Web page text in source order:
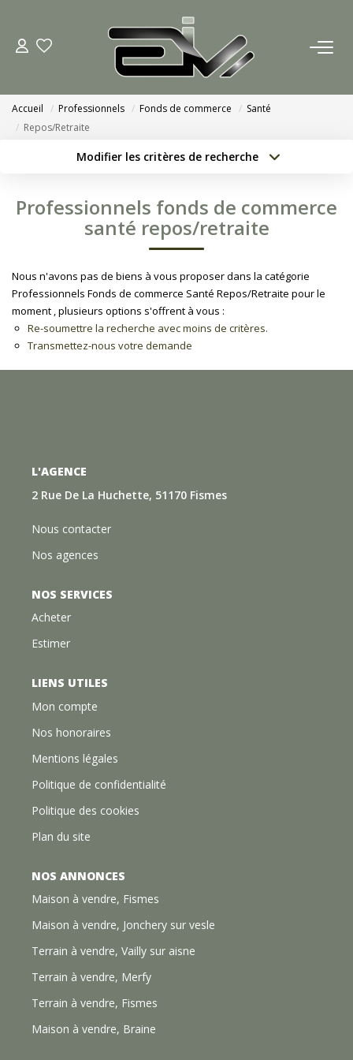
ACCUEIL
Nous Rejoindre
ACHETER
ESTIMATION
CONTACT
Accueil Professionnels Fonds de commerce
Santé
Repos/Retraite
Modifier les critères de recherche
Localisation Type de bien
Budget max
Professionnels fonds de commerce
santé repos/retraite
Nous n'avons pas de biens à vous proposer dans la catégorie
Professionnels Fonds de commerce Santé Repos/Retraite pour le
moment , plusieurs options s'offrent à vous :
Re-soumettre la recherche avec moins de critères.
Transmettez-nous votre demande
L'AGENCE
2 Rue De La Huchette, 51170 Fismes
Nous contacter
Nos agences
NOS SERVICES
Acheter
Estimer
LIENS UTILES
Mon compte
Nos honoraires
Mentions légales
Politique de confidentialité
Politique des cookies
Plan du site
NOS ANNONCES
Maison à vendre, Fismes
Maison à vendre, Jonchery sur vesle
Terrain à vendre, Vailly sur aisne
Terrain à vendre, Merfy
Terrain à vendre, Fismes
Maison à vendre, Braine